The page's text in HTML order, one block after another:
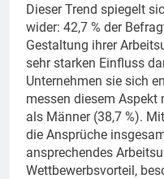
Dieser Trend spiegelt
wider: 42,7 % der
Gestaltung ihrer
sehr starken Einfluss
Unternehmen sie sich
messen diesem Aspekt
als Männer (38,7 %).
die Ansprüche
ansprechendes
Wettbewerbsvorteil,